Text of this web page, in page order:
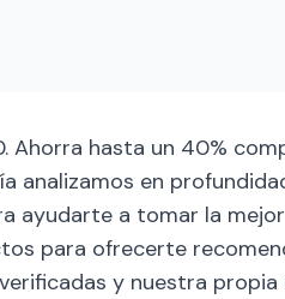
Ahorra hasta un 40%
analizamos en
ayudarte a tomar la
para ofrecerte
y nuestra propia